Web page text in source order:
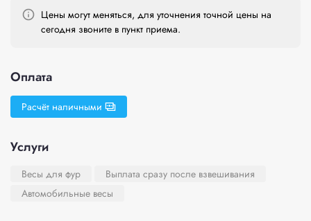
Цены могут меняться, для уточнения точной цены на
сегодня звоните в пункт приема.
Оплата
Расчёт наличными
Услуги
Весы для фур
Выплата сразу после взвешивания
Автомобильные весы